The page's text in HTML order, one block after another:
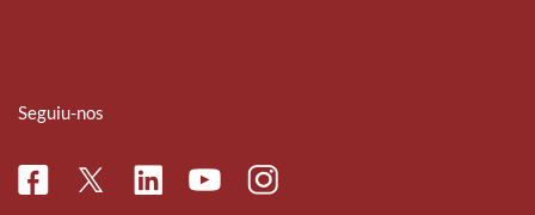
Seguiu-nos
FacebookTwitterLinkedinYoutubeInstagram